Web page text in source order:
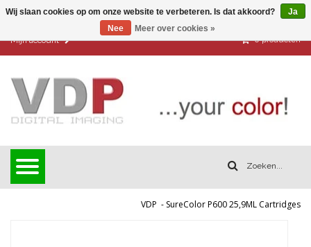
Mijn account 0 producten
VDP - SureColor P600 25,9ML Cartridges
Wij slaan cookies op om onze website te verbeteren. Is dat akkoord?
Ja
Nee
Meer over cookies »